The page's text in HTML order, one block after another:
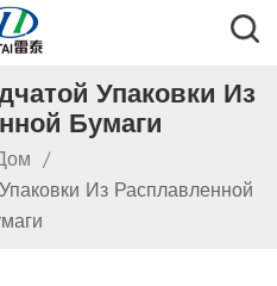
​​упаковки Из
Бумаги
/
Из Расплавленной